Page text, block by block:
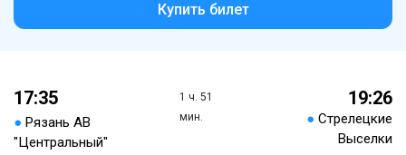
Купить билет
17:35
● Рязань АВ
"Центральный"
1 ч. 51
мин.
19:26
● Стрелецкие
Выселки